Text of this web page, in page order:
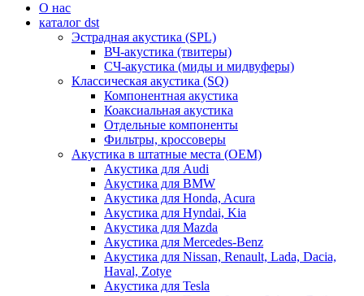
О нас
каталог dst
Эстрадная акустика (SPL)
ВЧ-акустика (твитеры)
СЧ-акустика (миды и мидвуферы)
Классическая акустика (SQ)
Компонентная акустика
Коаксиальная акустика
Отдельные компоненты
Фильтры, кроссоверы
Акустика в штатные места (OEM)
Акустика для Audi
Акустика для BMW
Акустика для Honda, Acura
Акустика для Hyndai, Kia
Акустика для Mazda
Акустика для Mercedes-Benz
Акустика для Nissan, Renault, Lada, Dacia,
Haval, Zotye
Акустика для Tesla